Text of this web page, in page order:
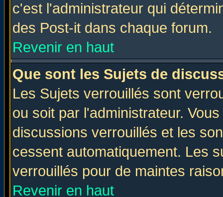
c'est l'administrateur qui
des Post-it dans chaque forum.
Revenir en haut
Que sont les Sujets de
Les Sujets verrouillés sont
ou soit par l'administrateur.
discussions verrouillés et les
cessent automatiquement. Les
verrouillés pour de maintes
Revenir en haut